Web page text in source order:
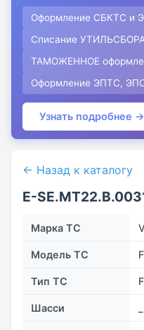
Оформление СБКТС и
Списание
ТАМОЖЕННОЕ
Оформление ЭПТС,
Узнать подробнее →
← Назад к каталогу
E-
Марка ТС
Модель ТС
Тип ТС
Шасси